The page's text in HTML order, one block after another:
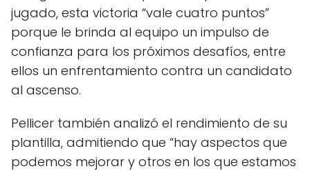
jugado, esta victoria “vale cuatro puntos”
porque le brinda al equipo un impulso de
confianza para los próximos desafíos, entre
ellos un enfrentamiento contra un candidato
al ascenso.
Pellicer también analizó el rendimiento de su
plantilla, admitiendo que “hay aspectos que
podemos mejorar y otros en los que estamos